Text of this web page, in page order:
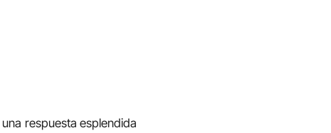
respuesta esplendida